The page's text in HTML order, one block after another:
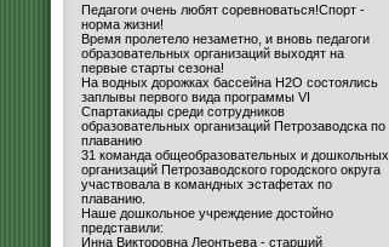
Педагоги очень любят соревноваться!Спорт -
норма жизни!
Время пролетело незаметно, и вновь педагоги
образовательных организаций выходят на
первые старты сезона!
На водных дорожках бассейна H2O состоялись
заплывы первого вида программы VI
Спартакиады среди сотрудников
образовательных организаций Петрозаводска по
плаванию
31 команда общеобразовательных и дошкольных
организаций Петрозаводского городского округа
участвовала в командных эстафетах по
плаванию.
Наше дошкольное учреждение достойно
представили:
Инна Викторовна Леонтьева - старший